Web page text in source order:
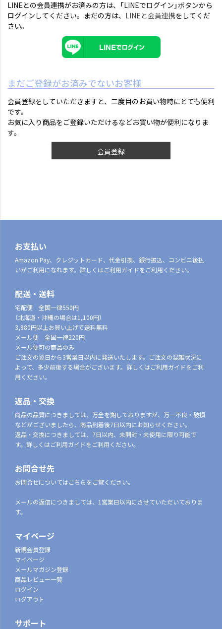
LINEとの会員連携がお済みの方は、「LINEでログイン」ボタンから
ログインしてください。まだの方は、 LINEと会員連携をしてくだ
さい。
まだご登録がお済みでないお客様
会員登録をしていただきますと、二度目のお買い物時にとても便利
です。
お気に入り商品をご登録いただけるなどお買い物が便利になりま
す。
会員登録
お支払い
Amazon Pay、クレジットカード、代金引換、銀行振込、コンビニ後払
いがご利用になれます。詳しくはご利用ガイドをご利用ください。
配送・送料
宅配便 全国一律550円
（北海道・沖縄の場合は1,100円）
3,980円以上お買い上げで送料無料
メール便 全国一律220円
メール便可の商品のみ
ご注文の翌日から3営業日以内に発送いたします。ご注文の混雑状況に
よって、多少前後する場合がございます。詳しくはご利用ガイドをご利
用ください。
返品・交換
商品の品質につきましては、万全を期しておりますが、万一不良・破損
などがございましたら、商品到着後7日以内にお知らせください。
返品・交換につきましては、7日以内、未開封・未使用に限り可能で
す。詳しくはご利用ガイドをご利用ください。
お問合せ先
お問合せについてはこちらをご覧ください。
メールの返信につきましては、1営業日以内にさせていただいておりま
す。
マイページ
新規会員登録
マイページ
メールマガジン登録
商品レビュー一覧
ログイン
ログアウト
サポート